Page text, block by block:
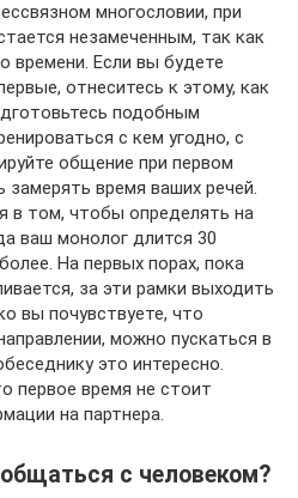
многословии, при
незамеченным, так как
времени. Если вы будете
отнеситесь к этому, как
подобным
с кем угодно, с
общение при первом
замерять время ваших речей.
в том, чтобы определять на
ваш монолог длится 30
На первых порах, пока
за эти рамки выходить
вы почувствуете, что
можно пускаться в
это интересно.
первое время не стоит
на партнера.
с человеком?